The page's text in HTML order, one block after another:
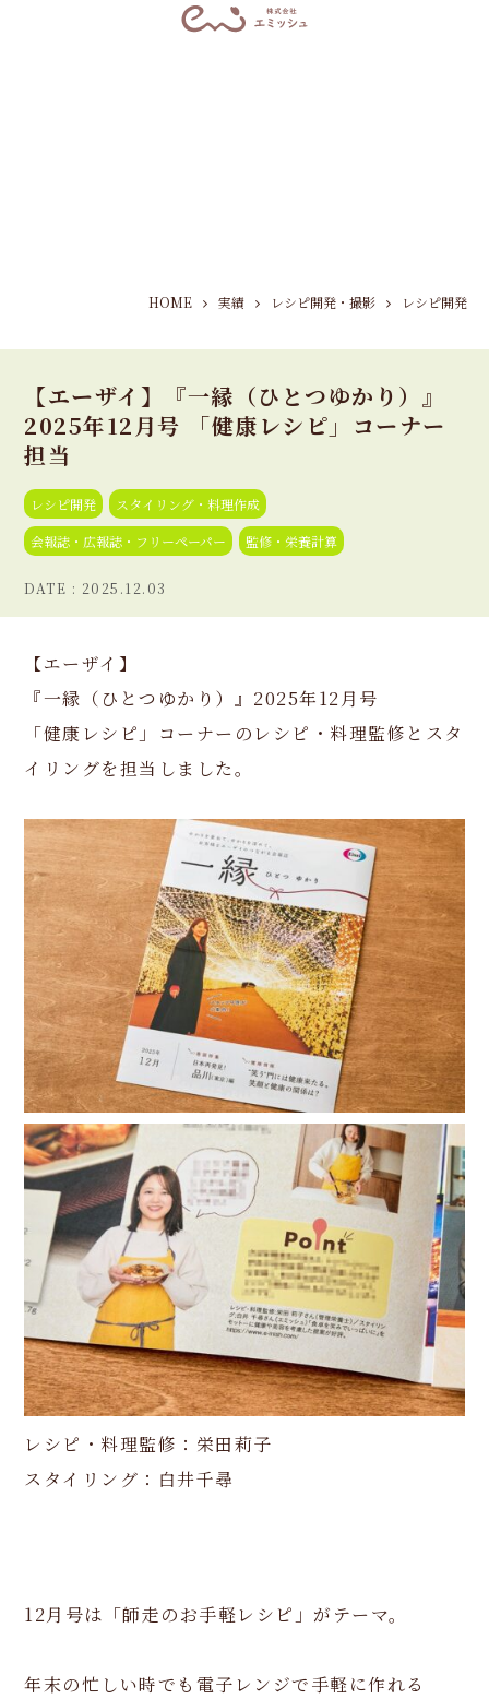
HOME 実績 レシピ開発・撮影 レシピ開発
【エーザイ】『一縁（ひとつゆかり）』
2025年12月号 「健康レシピ」コーナー
担当
レシピ開発
スタイリング・料理作成
会報誌・広報誌・フリーペーパー
監修・栄養計算
2025.12.03
【エーザイ】
『一縁（ひとつゆかり）』2025年12月号
「健康レシピ」コーナーのレシピ・料理監修とスタ
イリングを担当しました。
レシピ・料理監修：栄田莉子
スタイリング：白井千尋
12月号は「師走のお手軽レシピ」がテーマ。
年末の忙しい時でも電子レンジで手軽に作れる